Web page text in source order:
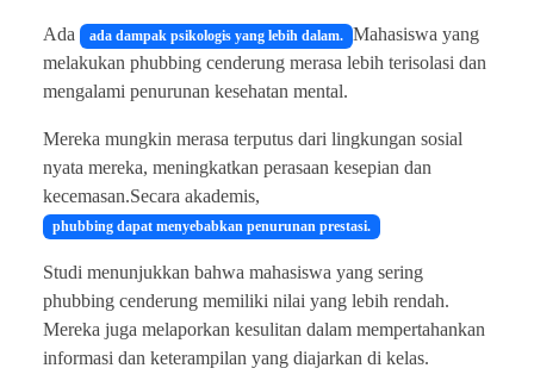
Ada ada dampak psikologis yang lebih dalam. Mahasiswa yang
melakukan phubbing cenderung merasa lebih terisolasi dan
mengalami penurunan kesehatan mental.
Mereka mungkin merasa terputus dari lingkungan sosial
nyata mereka, meningkatkan perasaan kesepian dan
kecemasan.Secara akademis,
phubbing dapat menyebabkan penurunan prestasi.
Studi menunjukkan bahwa mahasiswa yang sering
phubbing cenderung memiliki nilai yang lebih rendah.
Mereka juga melaporkan kesulitan dalam mempertahankan
informasi dan keterampilan yang diajarkan di kelas.